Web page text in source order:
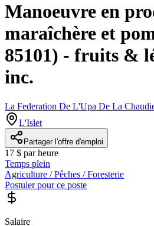
Manoeuvre en
maraîchère et
85101) - fruits &
inc.
La Federation De L'Upa De La
L'Islet
Partager l'offre d'emploi
17 $ par heure
Temps plein
Agriculture / Pêches / Foresterie
Postuler pour ce poste
Salaire